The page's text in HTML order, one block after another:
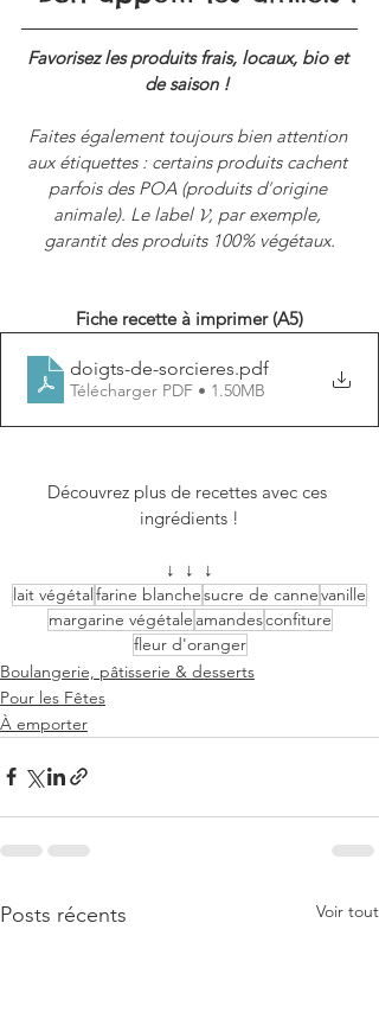
Favorisez les produits frais, locaux, bio et
de saison !
Faites également toujours bien attention
aux étiquettes : certains produits cachent
parfois des POA (produits d’origine
animale). Le label 𝓥, par exemple,
garantit des produits 100% végétaux.
Fiche recette à imprimer (A5)
doigts-de-sorcieres.pdf
Télécharger PDF • 1.50MB
Découvrez plus de recettes avec ces
ingrédients !
↓  ↓  ↓
lait végétalfarine blanchesucre de cannevanille
margarine végétale amandesconfiture
fleur d'oranger
Boulangerie, pâtisserie & desserts
Pour les Fêtes
À emporter
Posts récents Voir tout